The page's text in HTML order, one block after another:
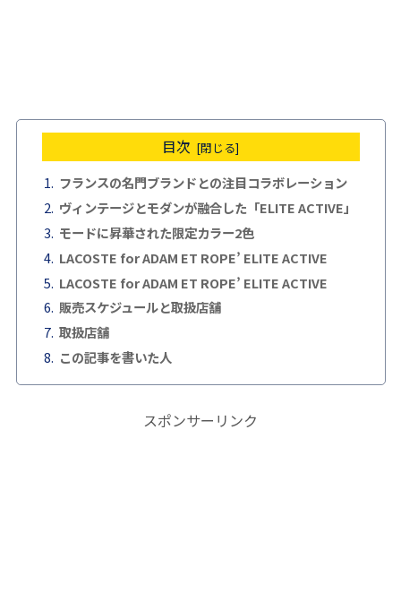
目次
フランスの名門ブランドとの注目コラボレーション
ヴィンテージとモダンが融合した「ELITE ACTIVE」
モードに昇華された限定カラー2色
LACOSTE for ADAM ET ROPE’ ELITE ACTIVE
LACOSTE for ADAM ET ROPE’ ELITE ACTIVE
販売スケジュールと取扱店舗
取扱店舗
この記事を書いた人
スポンサーリンク